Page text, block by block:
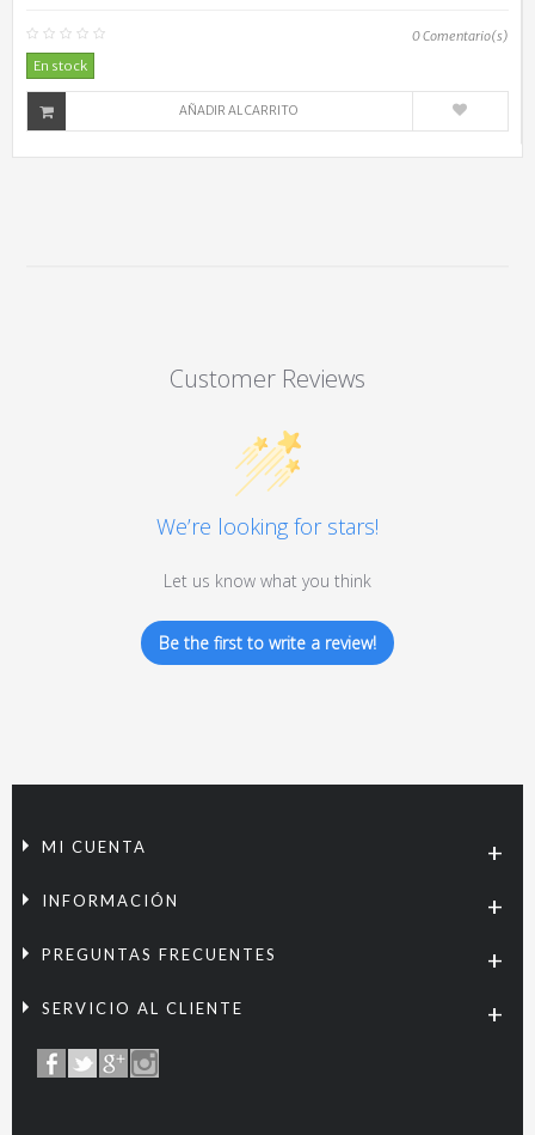
0Comentario(s)
En stock
AÑADIR AL CARRITO
Customer Reviews
We’re looking for stars!
Let us know what you think
Be the first to write a review!
MI CUENTA
INFORMACIÓN
PREGUNTAS FRECUENTES
SERVICIO AL CLIENTE